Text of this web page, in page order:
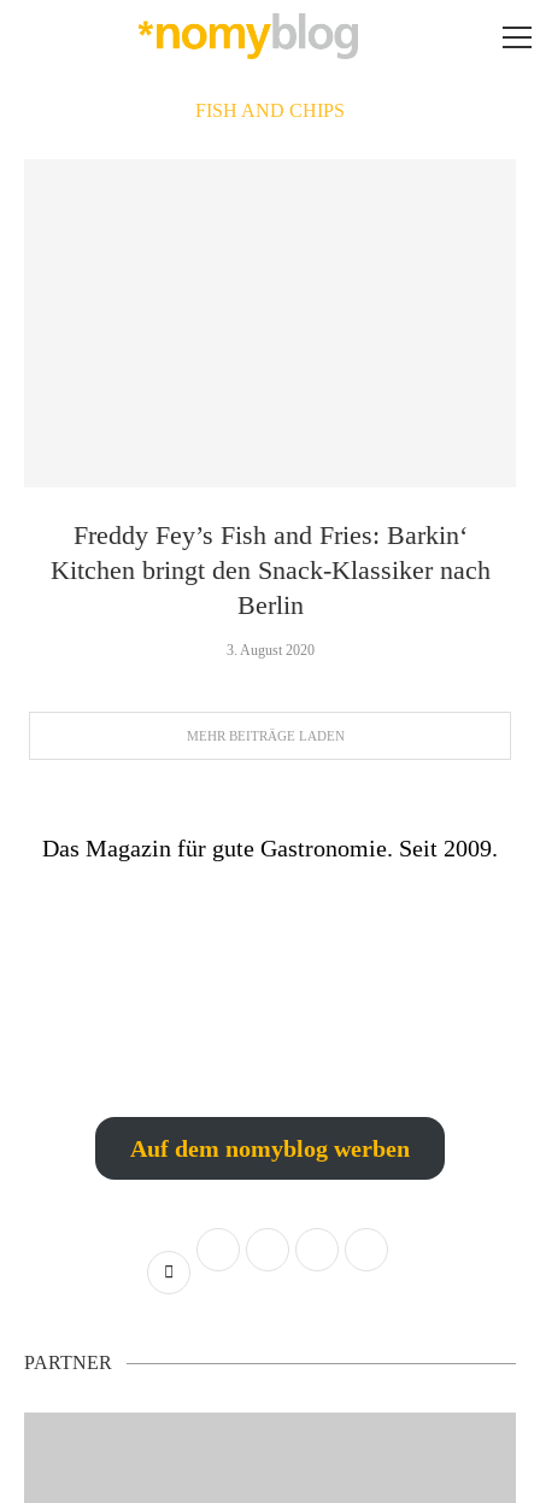
FISH AND CHIPS
Freddy Fey’s Fish and Fries: Barkin‘
Kitchen bringt den Snack-Klassiker nach
Berlin
3. August 2020
MEHR BEITRÄGE LADEN
Das Magazin für gute Gastronomie. Seit 2009.
Auf dem nomyblog werben
PARTNER